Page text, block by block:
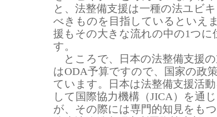
と、法整備支援は一種の法ユビ
べきものを目指しているといえ
援もその大きな流れの中の1つ
す。
ところで、日本の法整備支援
はODA予算ですので、国家の政
ています。日本は法整備支援活
して国際協力機構（JICA）を通
が、その際には専門的知見をも